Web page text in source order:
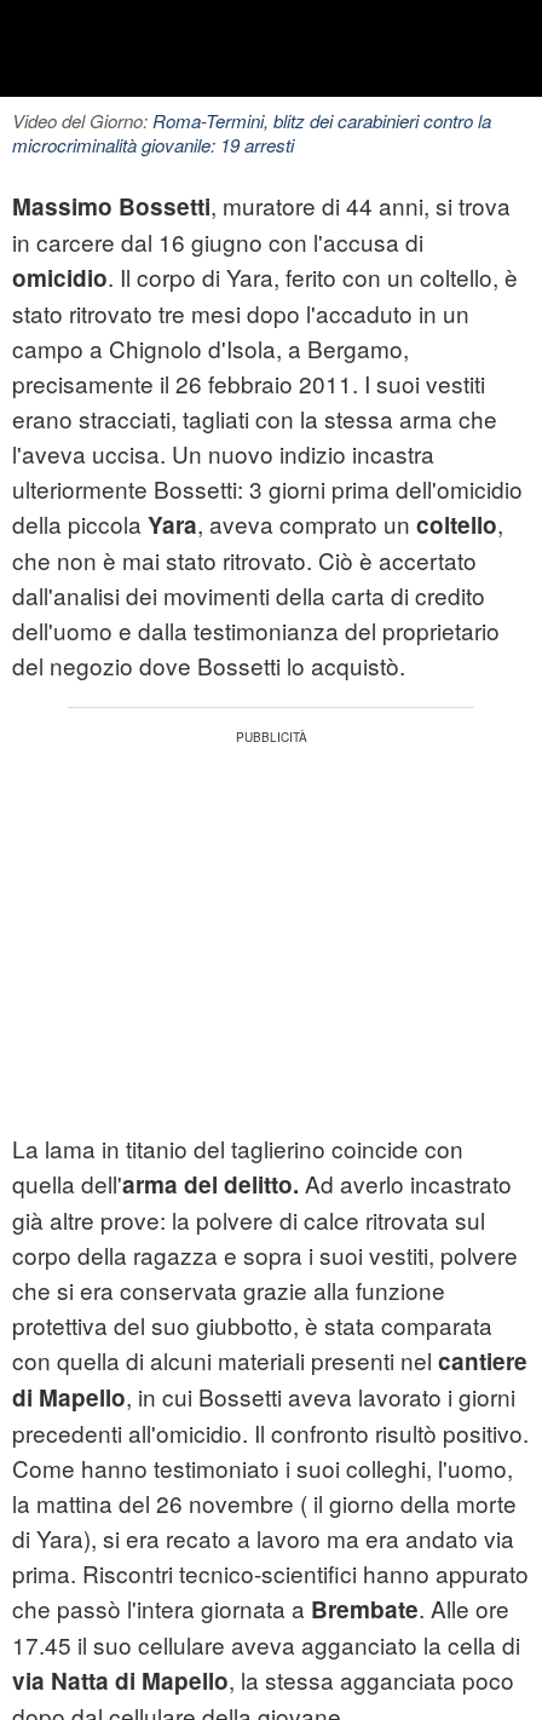
Video del Giorno:Roma-Termini, blitz dei carabinieri contro la
microcriminalità giovanile: 19 arresti
Massimo Bossetti, muratore di 44 anni, si trova
in carcere dal 16 giugno con l'accusa di
omicidio. Il corpo di Yara, ferito con un coltello, è
stato ritrovato tre mesi dopo l'accaduto in un
campo a Chignolo d'Isola, a Bergamo,
precisamente il 26 febbraio 2011. I suoi vestiti
erano stracciati, tagliati con la stessa arma che
l'aveva uccisa. Un nuovo indizio incastra
ulteriormente Bossetti: 3 giorni prima dell'omicidio
della piccola Yara, aveva comprato un coltello,
che non è mai stato ritrovato. Ciò è accertato
dall'analisi dei movimenti della carta di credito
dell'uomo e dalla testimonianza del proprietario
del negozio dove Bossetti lo acquistò.
La lama in titanio del taglierino coincide con
quella dell'arma del delitto. Ad averlo incastrato
già altre prove: la polvere di calce ritrovata sul
corpo della ragazza e sopra i suoi vestiti, polvere
che si era conservata grazie alla funzione
protettiva del suo giubbotto, è stata comparata
con quella di alcuni materiali presenti nel cantiere
di Mapello, in cui Bossetti aveva lavorato i giorni
precedenti all'omicidio. Il confronto risultò positivo.
Come hanno testimoniato i suoi colleghi, l'uomo,
la mattina del 26 novembre ( il giorno della morte
di Yara), si era recato a lavoro ma era andato via
prima. Riscontri tecnico-scientifici hanno appurato
che passò l'intera giornata a Brembate. Alle ore
17.45 il suo cellulare aveva agganciato la cella di
via Natta di Mapello, la stessa agganciata poco